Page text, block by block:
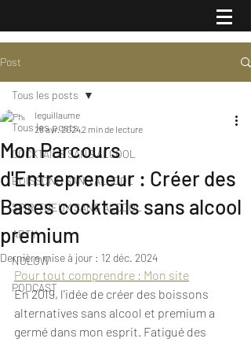
Post
Tous les posts
COCKTAILS SANS ALCOOL
BOISSONS SANS ALCOOL
SPIRITUEUX SANS ALCOOL
ARTY
NOLOW
PODCAST
Tous les posts
Mon Parcours
d'Entrepreneur : Créer des
Bases cocktails sans alcool
premium
leguillaume
28 avr. 20242 min de lecture
Dernière mise à jour : 12 déc. 2024
Pour tout comprendre : Mon site
En 2019, l'idée de créer des boissons
alternatives sans alcool et premium a
germé dans mon esprit. Fatigué des